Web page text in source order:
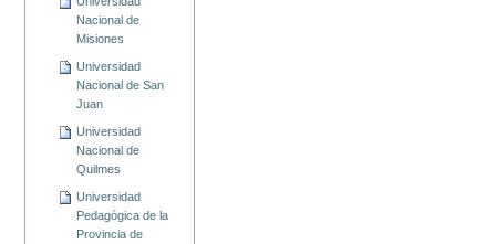
Nacional de
Misiones
Universidad
Nacional de San
Juan
Universidad
Nacional de
Quilmes
Universidad
Pedagógica de la
Provincia de